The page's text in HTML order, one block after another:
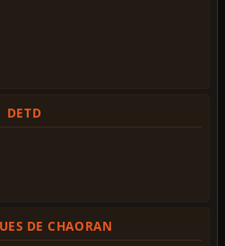
DETD
DE CHAORAN